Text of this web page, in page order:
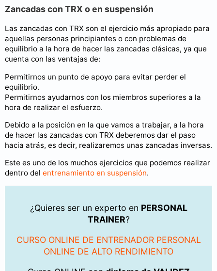
Zancadas con TRX o en suspensión
Las zancadas con TRX son el ejercicio más apropiado para
aquellas personas principiantes o con problemas de
equilibrio a la hora de hacer las zancadas clásicas, ya que
cuenta con las ventajas de:
Permitirnos un punto de apoyo para evitar perder el
equilibrio.
Permitirnos ayudarnos con los miembros superiores a la
hora de realizar el esfuerzo.
Debido a la posición en la que vamos a trabajar, a la hora
de hacer las zancadas con TRX deberemos dar el paso
hacia atrás, es decir, realizaremos unas zancadas inversas.
Este es uno de los muchos ejercicios que podemos realizar
dentro del entrenamiento en suspensión.
¿Quieres ser un experto en PERSONAL
TRAINER?
CURSO ONLINE DE ENTRENADOR PERSONAL
ONLINE DE ALTO RENDIMIENTO